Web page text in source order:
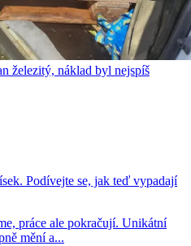
železitý, náklad byl nejspíš
Podívejte se, jak teď vypadají
práce ale pokračují. Unikátní
mění a...